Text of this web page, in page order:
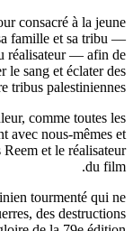
consacré à la jeune
famille et sa tribu —
réalisateur — afin de
sang et éclater des
tribus palestiniennes.
comme toutes les
avec nous-mêmes et
et le réalisateur
du film.
tourmenté qui ne
des destructions